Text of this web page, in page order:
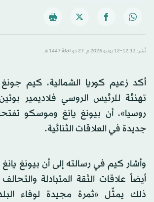
نُشر: 12:13-12 يونيو 2026 م ـ 27 ذو الحِجّة 1447 هـ
أكد زعيم كوريا الشمالية، كيم
تهنئة للرئيس الروسي فلاديمير
روسيا»، أن بيونغ يانغ وموسكو
جديدة في العلاقات الثنائية.
وأشار كيم في رسالته إلى أن بيونغ
أيضاً علاقات الثقة المتبادلة
ذلك يمثّل «ثمرة مجيدة لوفاء